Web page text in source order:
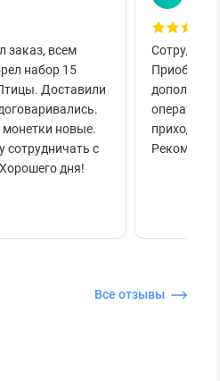
заказ, всем
набор 15
Доставили
новые.
сотрудничать с
дня!
приходило
Все отзывы